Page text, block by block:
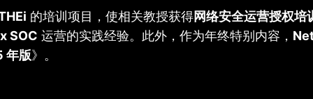
的培训项目，使相关教授获得网络安全运营授权培
SOC 运营的实践经验。此外，作为年终特别内容，
年版》。